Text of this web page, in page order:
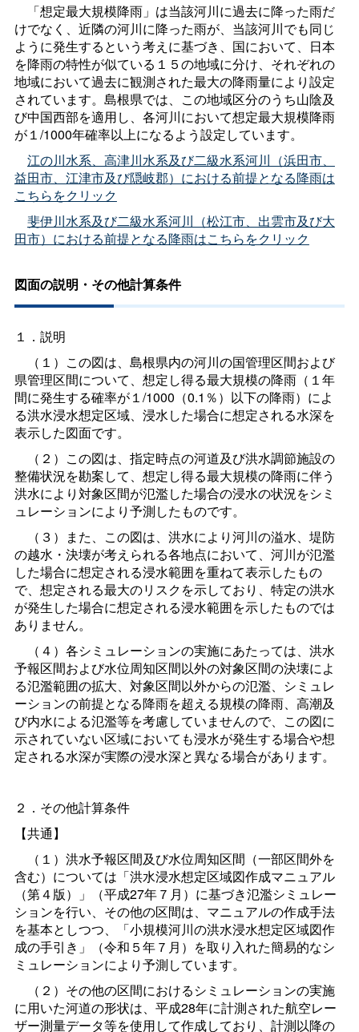
「想定最大規模降雨」は当該河川に過去に降った雨だ
けでなく、近隣の河川に降った雨が、当該河川でも同じ
ように発生するという考えに基づき、国において、日本
を降雨の特性が似ている１５の地域に分け、それぞれの
地域において過去に観測された最大の降雨量により設定
されています。島根県では、この地域区分のうち山陰及
び中国西部を適用し、各河川において想定最大規模降雨
が１/1000年確率以上になるよう設定しています。
江の川水系、高津川水系及び二級水系河川（浜田市、
益田市、江津市及び隠岐郡）における前提となる降雨は
こちらをクリック
斐伊川水系及び二級水系河川（松江市、出雲市及び大
田市）における前提となる降雨はこちらをクリック
図面の説明・その他計算条件
１．説明
（１）この図は、島根県内の河川の国管理区間および
県管理区間について、想定し得る最大規模の降雨（１年
間に発生する確率が１/1000（0.1％）以下の降雨）によ
る洪水浸水想定区域、浸水した場合に想定される水深を
表示した図面です。
（２）この図は、指定時点の河道及び洪水調節施設の
整備状況を勘案して、想定し得る最大規模の降雨に伴う
洪水により対象区間が氾濫した場合の浸水の状況をシミ
ュレーションにより予測したものです。
（３）また、この図は、洪水により河川の溢水、堤防
の越水・決壊が考えられる各地点において、河川が氾濫
した場合に想定される浸水範囲を重ねて表示したもの
で、想定される最大のリスクを示しており、特定の洪水
が発生した場合に想定される浸水範囲を示したものでは
ありません。
（４）各シミュレーションの実施にあたっては、洪水
予報区間および水位周知区間以外の対象区間の決壊によ
る氾濫範囲の拡大、対象区間以外からの氾濫、シミュレ
ーションの前提となる降雨を超える規模の降雨、高潮及
び内水による氾濫等を考慮していませんので、この図に
示されていない区域においても浸水が発生する場合や想
定される水深が実際の浸水深と異なる場合があります。
２．その他計算条件
【共通】
（１）洪水予報区間及び水位周知区間（一部区間外を
含む）については「洪水浸水想定区域図作成マニュアル
（第４版）」（平成27年７月）に基づき氾濫シミュレー
ションを行い、その他の区間は、マニュアルの作成手法
を基本としつつ、「小規模河川の洪水浸水想定区域図作
成の手引き」（令和５年７月）を取り入れた簡易的なシ
ミュレーションにより予測しています。
（２）その他の区間におけるシミュレーションの実施
に用いた河道の形状は、平成28年に計測された航空レー
ザー測量データ等を使用して作成しており、計測以降の